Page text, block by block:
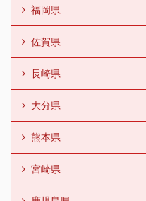
福岡県
佐賀県
長崎県
大分県
熊本県
宮崎県